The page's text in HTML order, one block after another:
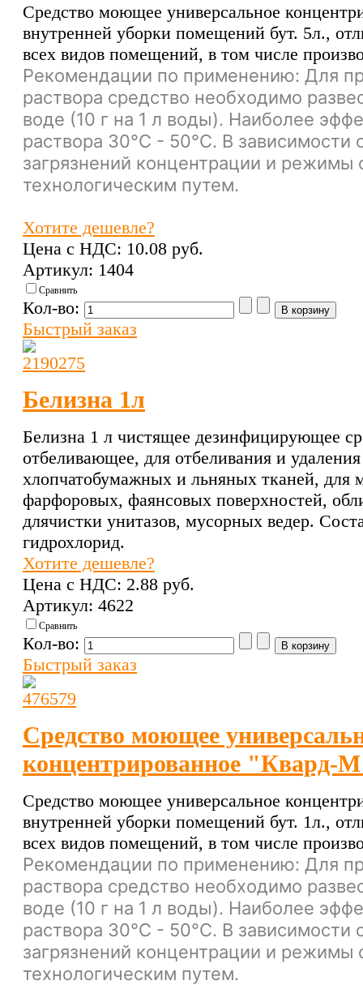
Средство моющее универсальное
внутренней уборки помещений бут. 5л.,
всех видов помещений, в том числе
Рекомендации по применению: Для
раствора средство необходимо
воде (10 г на 1 л воды). Наиболее
раствора 30°C - 50°С. В зависимости
загрязнений концентрации и режимы
технологическим путем.
Хотите дешевле?
Цена с НДС: 10.08 pуб.
Артикул: 1404
Сравнить
Кол-во:
Быстрый заказ
Белизна 1л
Белизна 1 л чистящее дезинфицирующее
отбеливающее, для отбеливания и
хлопчатобумажных и льняных тканей, для
фарфоровых, фаянсовых поверхностей,
длячистки унитазов, мусорных ведер.
гидрохлорид.
Хотите дешевле?
Цена с НДС: 2.88 pуб.
Артикул: 4622
Сравнить
Кол-во:
Быстрый заказ
Средство моющее
концентрированное "Квард-
Средство моющее универсальное
внутренней уборки помещений бут. 1л.,
всех видов помещений, в том числе
Рекомендации по применению: Для
раствора средство необходимо
воде (10 г на 1 л воды). Наиболее
раствора 30°C - 50°С. В зависимости
загрязнений концентрации и режимы
технологическим путем.